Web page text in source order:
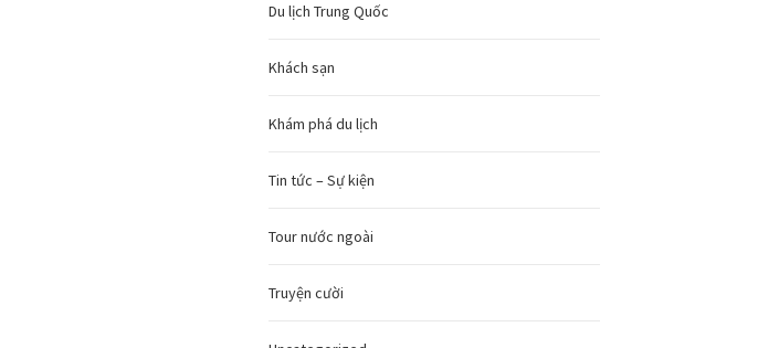
Du lịch Trung Quốc
Khách sạn
Khám phá du lịch
Tin tức – Sự kiện
Tour nước ngoài
Truyện cười